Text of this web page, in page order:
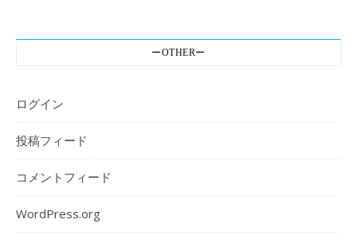
ーOTHERー
ログイン
投稿フィード
コメントフィード
WordPress.org